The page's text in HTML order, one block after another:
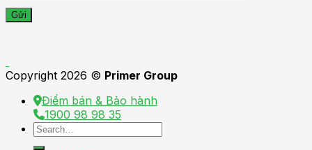
Copyright 2026 © Primer Group
Điểm bán & Bảo hành
1900 98 98 35
Search